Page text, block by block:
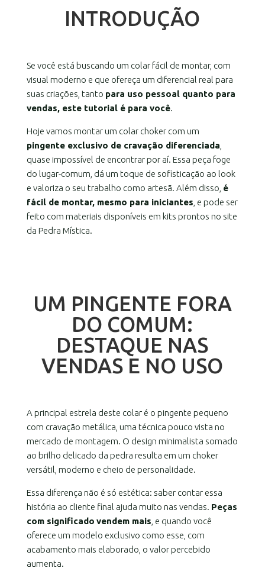
INTRODUÇÃO
Se você está buscando um colar fácil de montar, com
visual moderno e que ofereça um diferencial real para
suas criações, tanto para uso pessoal quanto para
vendas, este tutorial é para você.
Hoje vamos montar um colar choker com um
pingente exclusivo de cravação diferenciada
quase impossível de encontrar por aí. Essa peça foge
do lugar-comum, dá um toque de sofisticação ao look
e valoriza o seu trabalho como artesã. Além disso, é
fácil de montar, mesmo para iniciantes , e pode ser
feito com materiais disponíveis em kits prontos no site
da Pedra Mística.
UM PINGENTE FORA
DO COMUM:
DESTAQUE NAS
VENDAS E NO USO
A principal estrela deste colar é o pingente pequeno
com cravação metálica, uma técnica pouco vista no
mercado de montagem. O design minimalista somado
ao brilho delicado da pedra resulta em um choker
versátil, moderno e cheio de personalidade.
Essa diferença não é só estética: saber contar essa
história ao cliente final ajuda muito nas vendas. Peças
com significado vendem mais , e quando você
oferece um modelo exclusivo como esse, com
acabamento mais elaborado, o valor percebido
aumenta.